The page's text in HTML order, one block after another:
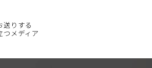
送りする
つメディア